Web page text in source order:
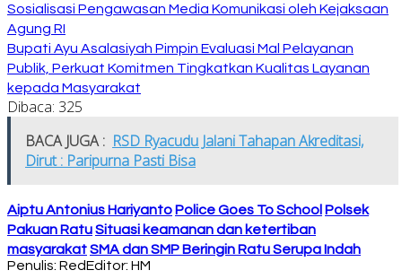
Sosialisasi Pengawasan Media Komunikasi oleh Kejaksaan
Agung RI
Bupati Ayu Asalasiyah Pimpin Evaluasi Mal Pelayanan
Publik, Perkuat Komitmen Tingkatkan Kualitas Layanan
kepada Masyarakat
Dibaca: 325
BACA JUGA : RSD Ryacudu Jalani Tahapan Akreditasi,
Dirut : Paripurna Pasti Bisa
Aiptu Antonius Hariyanto Police Goes To School Polsek
Pakuan RatuSituasi keamanan dan ketertiban
masyarakatSMA dan SMP Beringin Ratu Serupa Indah
Penulis: RedEditor: HM